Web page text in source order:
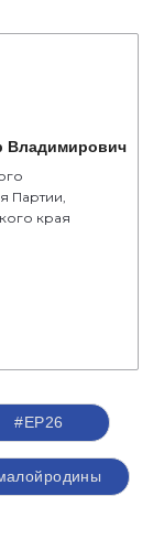
Владимирович
Партии,
края
#ЕР26